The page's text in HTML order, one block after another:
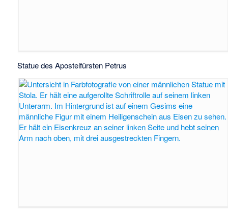
Statue des Apostelfürsten Petrus